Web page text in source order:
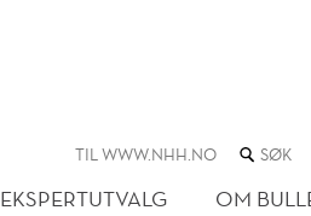
TIL WWW.NHH.NO SØK
EKSPERTUTVALG OM